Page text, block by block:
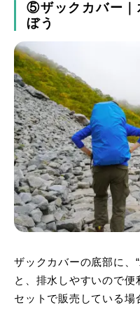
⑤ザックカバー｜
ぼう
ザックカバーの底部に、
と、排水しやすいので便
セットで販売している場